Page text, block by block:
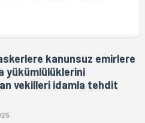
kanunsuz emirlere
yükümlülüklerini
vekilleri idamla tehdit